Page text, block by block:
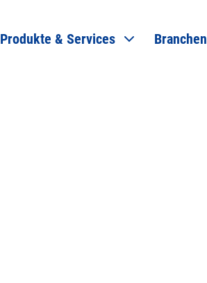
Produkte & Services Branchen